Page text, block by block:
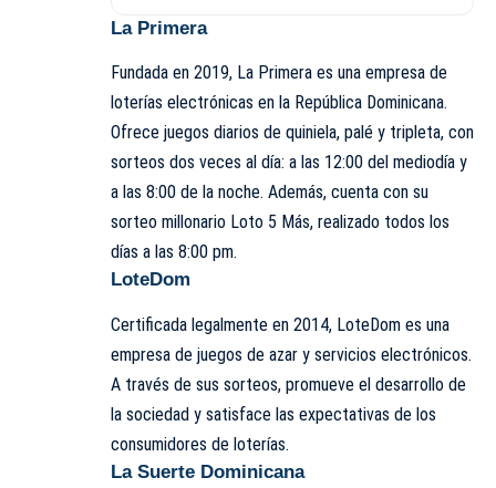
La Primera
Fundada en 2019, La Primera es una empresa de
loterías electrónicas en la República Dominicana.
Ofrece juegos diarios de quiniela, palé y tripleta, con
sorteos dos veces al día: a las 12:00 del mediodía y
a las 8:00 de la noche. Además, cuenta con su
sorteo millonario Loto 5 Más, realizado todos los
días a las 8:00 pm.
LoteDom
Certificada legalmente en 2014, LoteDom es una
empresa de juegos de azar y servicios electrónicos.
A través de sus sorteos, promueve el desarrollo de
la sociedad y satisface las expectativas de los
consumidores de loterías.
La Suerte Dominicana